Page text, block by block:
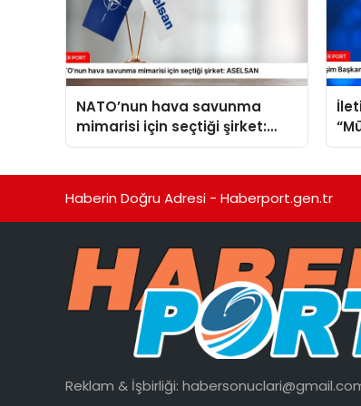
NATO’nun hava savunma
mimarisi için seçtiği şirket:
ASELSAN
Haberin Doğru Adresi - Haberport.gen.tr
Reklam & İşbirliği: